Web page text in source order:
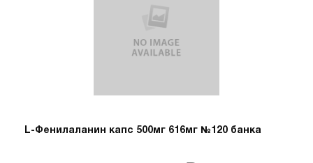
L-Фенилаланин капс 500мг 616мг №120 банка